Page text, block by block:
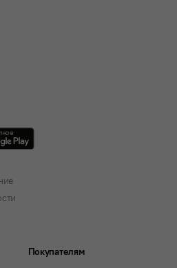
Покупателям